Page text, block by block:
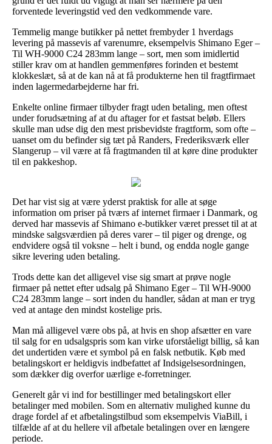
forventede leveringstid ved den vedkommende vare.
Temmelig mange butikker på nettet frembyder 1 hverdags
levering på massevis af varenumre, eksempelvis Shimano Eger –
Til WH-9000 C24 283mm lange – sort, men som imidlertid
stiller krav om at handlen gemmenføres forinden et bestemt
klokkeslæt, så at de kan nå at få produkterne hen til fragtfirmaet
inden lagermedarbejderne har fri.
Enkelte online firmaer tilbyder fragt uden betaling, men oftest
under forudsætning af at du aftager for et fastsat beløb. Ellers
skulle man udse dig den mest prisbevidste fragtform, som ofte –
uanset om du befinder sig tæt på Randers, Frederiksværk eller
Slangerup – vil være at få fragtmanden til at køre dine produkter
til en pakkeshop.
Det har vist sig at være yderst praktisk for alle at søge
information om priser på tværs af internet firmaer i Danmark, og
derved har massevis af Shimano e-butikker været presset til at at
mindske salgsværdien på deres varer – til piger og drenge, og
endvidere også til voksne – helt i bund, og endda nogle gange
sikre levering uden betaling.
Trods dette kan det alligevel vise sig smart at prøve nogle
firmaer på nettet efter udsalg på Shimano Eger – Til WH-9000
C24 283mm lange – sort inden du handler, sådan at man er tryg
ved at antage den mindst kostelige pris.
Man må alligevel være obs på, at hvis en shop afsætter en vare
til salg for en udsalgspris som kan virke uforståeligt billig, så kan
det undertiden være et symbol på en falsk netbutik. Køb med
betalingskort er heldigvis indbefattet af Indsigelsesordningen,
som dækker dig overfor uærlige e-forretninger.
Generelt går vi ind for bestillinger med betalingskort eller
betalinger med mobilen. Som en alternativ mulighed kunne du
drage fordel af et afbetalingstilbud som eksempelvis ViaBill, i
tilfælde af at du hellere vil afbetale betalingen over en længere
periode.